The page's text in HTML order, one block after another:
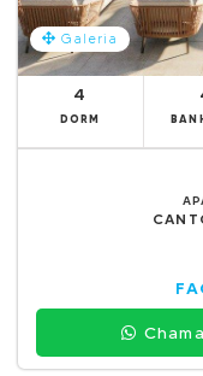
Galeria
4
DORM